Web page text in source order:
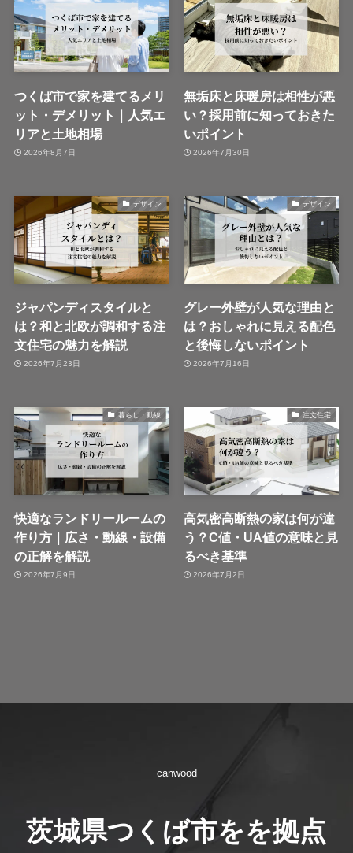
つくば市で家を建てるメリ
ット・デメリット｜人気エ
リアと土地相場
2026年8月7日
無垢床と床暖房は相性が悪
い？採用前に知っておきた
いポイント
2026年7月30日
デザイン
ジャパンディスタイルと
は？和と北欧が調和する注
文住宅の魅力を解説
2026年7月23日
デザイン
グレー外壁が人気な理由と
は？おしゃれに見える配色
と後悔しないポイント
2026年7月16日
暮らし・動線
快適なランドリールームの
作り方｜広さ・動線・設備
の正解を解説
2026年7月9日
注文住宅
高気密高断熱の家は何が違
う？C値・UA値の意味と見
るべき基準
2026年7月2日
canwood
茨城県つくば市をを拠点